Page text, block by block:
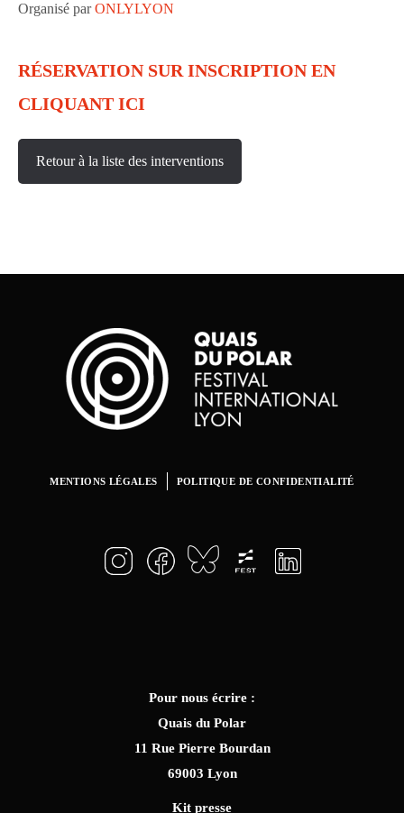
Organisé parONLYLYON
RÉSERVATION SUR INSCRIPTION EN
CLIQUANT ICI
Retour à la liste des interventions
Pour nous écrire :
Quais du Polar
11 Rue Pierre Bourdan
69003 Lyon
MENTIONS LÉGALES POLITIQUE DE CONFIDENTIALITÉ
Kit presse